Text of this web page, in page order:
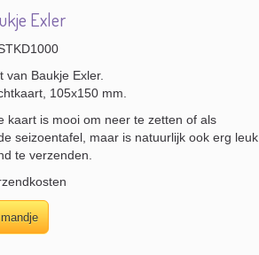
Exler
van Baukje Exler.
105x150 mm.
kaart is mooi om neer te zetten of als
seizoentafel, maar is natuurlijk ook erg leuk
te verzenden.